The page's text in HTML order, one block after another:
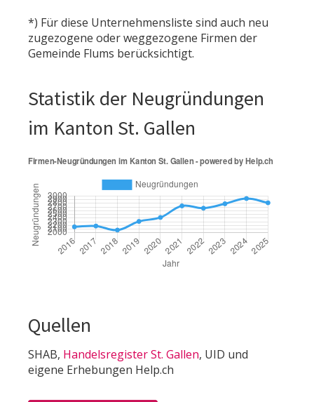
*) Für diese Unternehmensliste sind auch neu
zugezogene oder weggezogene Firmen der
Gemeinde Flums berücksichtigt.
Statistik der Neugründungen
im Kanton St. Gallen
Quellen
SHAB, Handelsregister St. Gallen, UID und
eigene Erhebungen Help.ch